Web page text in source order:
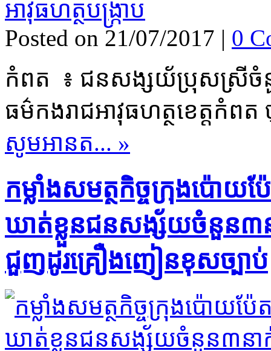
Posted on 21/07/2017 | 0
កំពត ៖ ជន​សង្សយ័​ប្រុស​ស្រី​ចំនួ
ធម៌​កងរាជអាវុធហត្ថ​ខេត្ត​កំព
សូមអានត... »
កម្លាំង​សមត្ថកិច្ច​ក្រុង​ប៉ោយប៉
ឃាត់ខ្លួន​ជនសង្ស័យ​ចំនួន​៣​ន
ជួញដូរ​គ្រឿងញៀន​ខុសច្បាប់​